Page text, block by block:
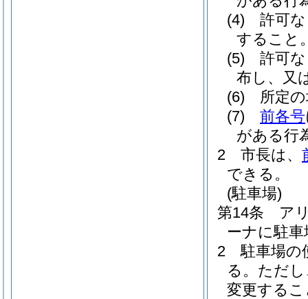
(4)
許可
すること
(5)
許可
布し、又
(6)
所定
(7)
前各号
がある行
2
市長は、
できる。
(駐車場)
第14条
ア
ーナに駐
2
駐車場の
る。 ただ
変更する